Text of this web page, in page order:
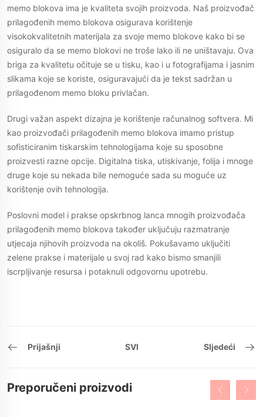
memo blokova ima je kvaliteta svojih proizvoda. Naš proizvođač
prilagođenih memo blokova osigurava korištenje
visokokvalitetnih materijala za svoje memo blokove kako bi se
osiguralo da se memo blokovi ne troše lako ili ne uništavaju. Ova
briga za kvalitetu očituje se u tisku, kao i u fotografijama i jasnim
slikama koje se koriste, osiguravajući da je tekst sadržan u
prilagođenom memo bloku privlačan.
Drugi važan aspekt dizajna je korištenje računalnog softvera. Mi
kao proizvođači prilagođenih memo blokova imamo pristup
sofisticiranim tiskarskim tehnologijama koje su sposobne
proizvesti razne opcije. Digitalna tiska, utiskivanje, folija i mnoge
druge koje su nekada bile nemoguće sada su moguće uz
korištenje ovih tehnologija.
Poslovni model i prakse opskrbnog lanca mnogih proizvođača
prilagođenih memo blokova također uključuju razmatranje
utjecaja njihovih proizvoda na okoliš. Pokušavamo uključiti
zelene prakse i materijale u svoj rad kako bismo smanjili
iscrpljivanje resursa i potaknuli odgovornu upotrebu.
Prijašnji SVI Sljedeći
Preporučeni proizvodi